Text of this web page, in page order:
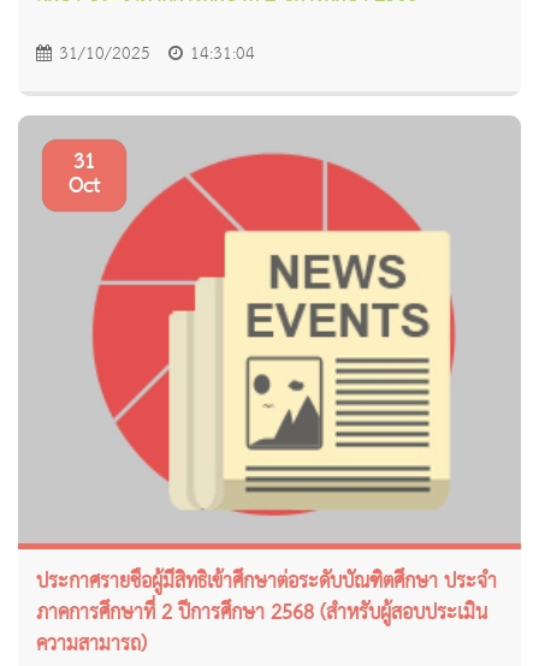
31/10/2025 14:31:04
31
Oct
ประกาศรายชื่อผู้มีสิทธิเข้าศึกษาต่อระดับบัณฑิตศึกษา ประจำ
ภาคการศึกษาที่ 2 ปีการศึกษา 2568 (สำหรับผู้สอบประเมิน
ความสามารถ)